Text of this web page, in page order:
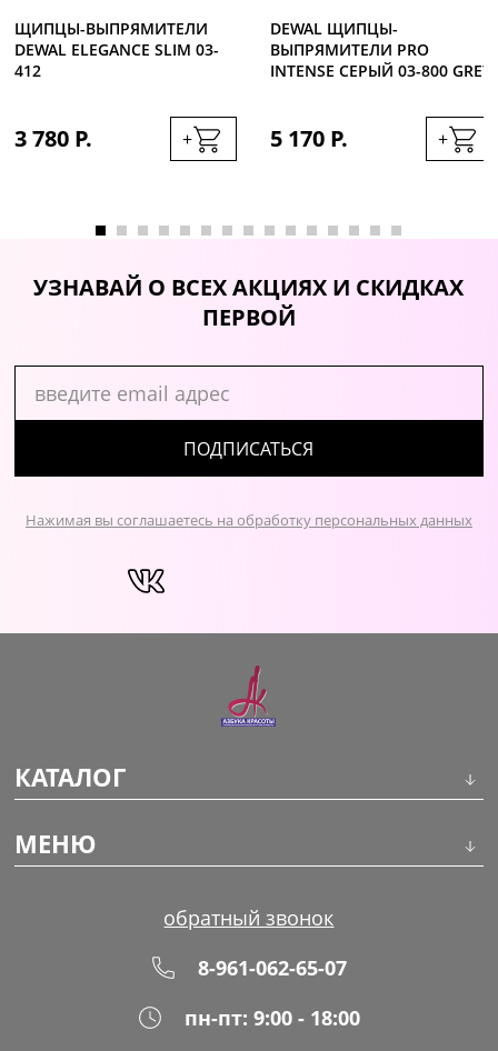
ЩИПЦЫ-ВЫПРЯМИТЕЛИ
DEWAL ELEGANCE SLIM 03-
412
3 780 Р. +
DEWAL ЩИПЦЫ-
ВЫПРЯМИТЕЛИ PRO
INTENSE СЕРЫЙ 03-800 GREY
5 170 Р. +
УЗНАВАЙ О ВСЕХ АКЦИЯХ И СКИДКАХ
ПЕРВОЙ
ПОДПИСАТЬСЯ
Нажимая вы соглашаетесь на обработку персональных данных
КАТАЛОГ
Макияж
МЕНЮ
обратный звонок
8-961-062-65-07
пн-пт: 9:00 - 18:00